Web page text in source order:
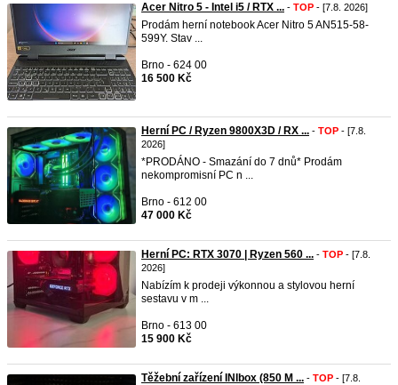
Acer Nitro 5 - Intel i5 / RTX ... - TOP - [7.8. 2026]
Prodám herní notebook Acer Nitro 5 AN515-58-
599Y. Stav ...
Brno - 624 00
16 500 Kč
Herní PC / Ryzen 9800X3D / RX ... - TOP - [7.8.
2026]
*PRODÁNO - Smazání do 7 dnů* Prodám
nekompromisní PC n ...
Brno - 612 00
47 000 Kč
Herní PC: RTX 3070 | Ryzen 560 ... - TOP - [7.8.
2026]
Nabízím k prodeji výkonnou a stylovou herní
sestavu v m ...
Brno - 613 00
15 900 Kč
Těžební zařízení INIbox (850 M ... - TOP - [7.8.